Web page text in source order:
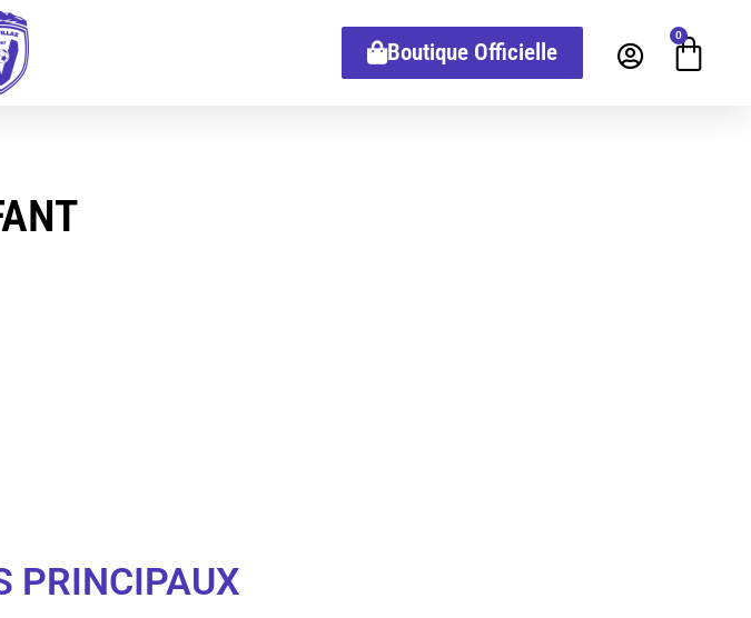
Boutique Officielle
0
PRINCIPAUX